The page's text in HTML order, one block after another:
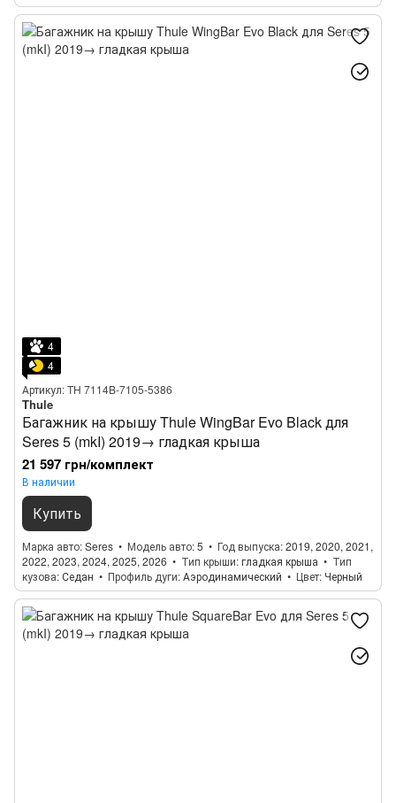
4
4
Артикул: TH 7114B-7105-5386
Thule
Багажник на крышу Thule WingBar Evo Black для
Seres 5 (mkI) 2019→ гладкая крыша
21 597 грн/комплект
В наличии
Купить
Марка авто Seres Модель авто 5 Год выпуска 2019, 2020, 2021,
2022, 2023, 2024, 2025, 2026
Тип крыши гладкая крыша
Тип
кузова Седан Профиль дуги Аэродинамический Цвет Черный